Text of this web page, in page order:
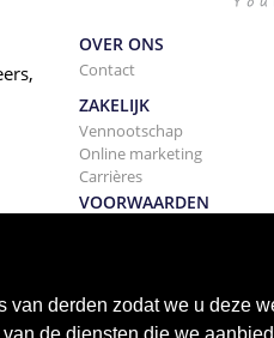
OVER ONS
Contact
ZAKELIJK
Vennootschap
Online marketing
Carrières
VOORWAARDEN
derden zodat we u deze
de diensten die we